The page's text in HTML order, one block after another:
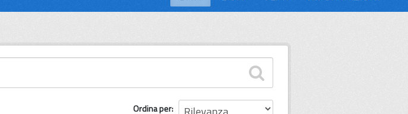
Ordina per